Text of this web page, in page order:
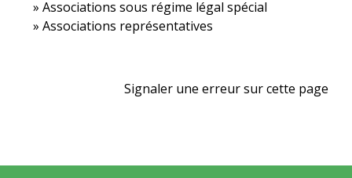
Associations sous régime légal spécial
Associations représentatives
Signaler une erreur sur cette page